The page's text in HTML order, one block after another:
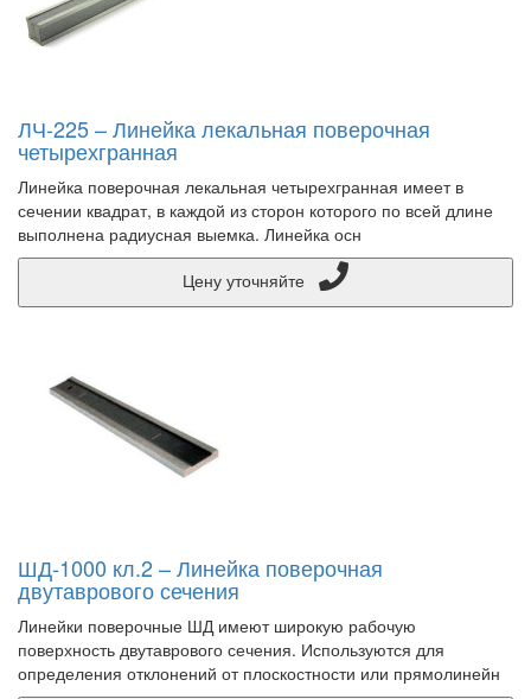
ЛЧ-225 – Линейка лекальная поверочная
четырехгранная
Линейка поверочная лекальная четырехгранная имеет в
сечении квадрат, в каждой из сторон которого по всей длине
выполнена радиусная выемка. Линейка осн
ШД-1000 кл.2 – Линейка поверочная
двутаврового сечения
Линейки поверочные ШД имеют широкую рабочую
поверхность двутаврового сечения. Используются для
определения отклонений от плоскостности или прямолинейн